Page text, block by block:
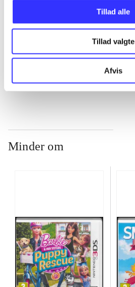
Tillad alle
Tillad valgte
Afvis
Minder om